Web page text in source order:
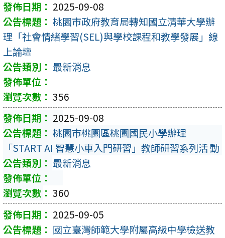
2025-09-08
桃園市政府教育局轉知國立清華大學辦
理「社會情緒學習(SEL)與學校課程和教學發展」線
上論壇
最新消息
356
2025-09-08
桃園市桃園區桃園國民小學辦理
「START AI 智慧小車入門研習」教師研習系列活 動
最新消息
360
2025-09-05
國立臺灣師範大學附屬高級中學檢送教